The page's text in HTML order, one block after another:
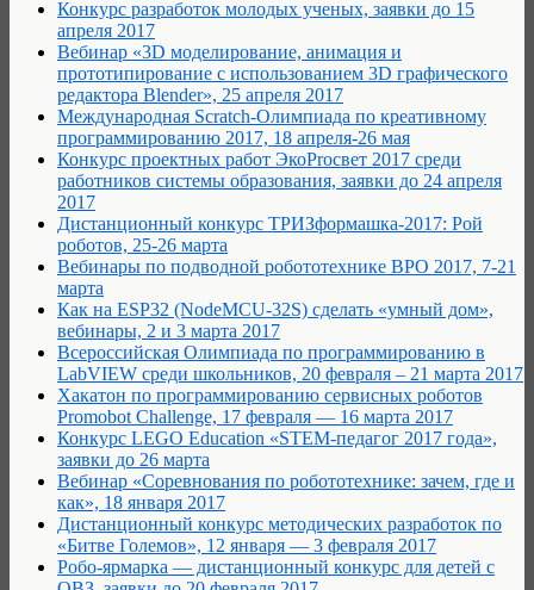
Конкурс разработок молодых ученых, заявки до 15
апреля 2017
Вебинар «3D моделирование, анимация и
прототипирование с использованием 3D графического
редактора Blender», 25 апреля 2017
Международная Scratch-Олимпиада по креативному
программированию 2017, 18 апреля-26 мая
Конкурс проектных работ ЭкоProсвет 2017 среди
работников системы образования, заявки до 24 апреля
2017
Дистанционный конкурс ТРИЗформашка-2017: Рой
роботов, 25-26 марта
Вебинары по подводной робототехнике ВРО 2017, 7-21
марта
Как на ESP32 (NodeMCU-32S) сделать «умный дом»,
вебинары, 2 и 3 марта 2017
Всероссийская Олимпиада по программированию в
LabVIEW среди школьников, 20 февраля – 21 марта 2017
Хакатон по программированию сервисных роботов
Promobot Challenge, 17 февраля — 16 марта 2017
Конкурс LEGO Education «STEM-педагог 2017 года»,
заявки до 26 марта
Вебинар «Соревнования по робототехнике: зачем, где и
как», 18 января 2017
Дистанционный конкурс методических разработок по
«Битве Големов», 12 января — 3 февраля 2017
Робо-ярмарка — дистанционный конкурс для детей с